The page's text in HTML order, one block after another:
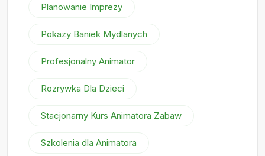
Planowanie Imprezy
Pokazy Baniek Mydlanych
Profesjonalny Animator
Rozrywka Dla Dzieci
Stacjonarny Kurs Animatora Zabaw
Szkolenia dla Animatora